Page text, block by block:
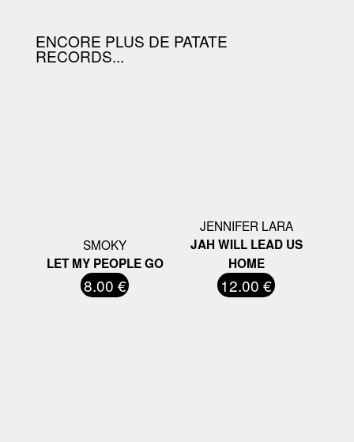
ENCORE PLUS DE PATATE
RECORDS...
SMOKY
LET MY PEOPLE GO
8.00 €
JENNIFER LARA
JAH WILL LEAD US
HOME
12.00 €